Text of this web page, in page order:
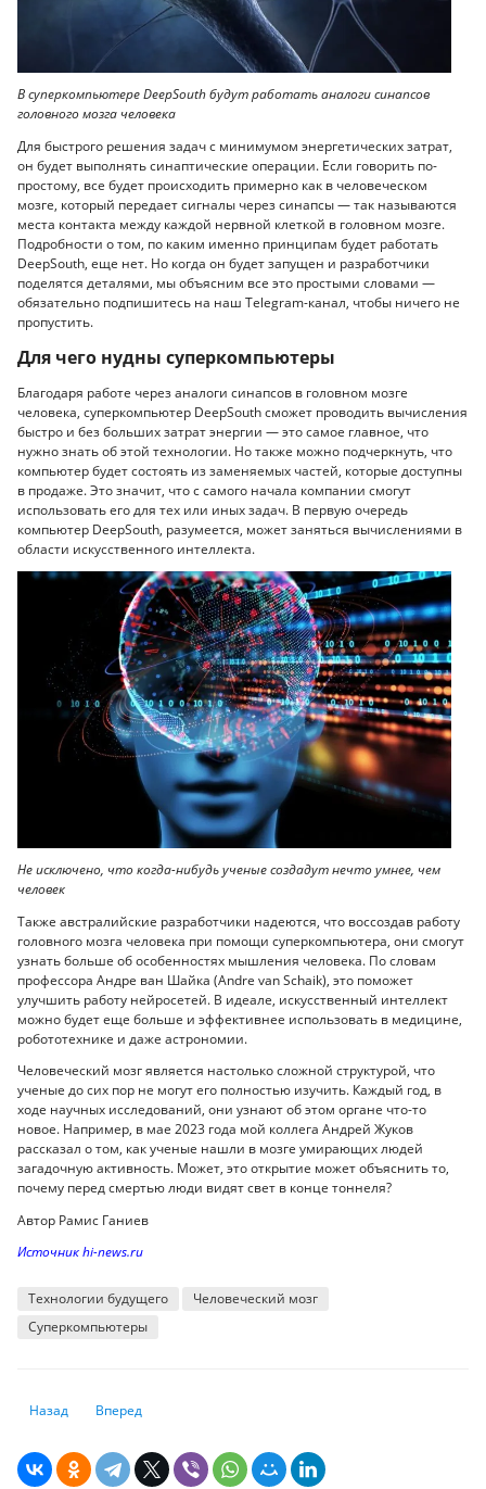
В суперкомпьютере DeepSouth будут работать аналоги синапсов
головного мозга человека
Для быстрого решения задач с минимумом энергетических затрат,
он будет выполнять синаптические операции. Если говорить по-
простому, все будет происходить примерно как в человеческом
мозге, который передает сигналы через синапсы — так называются
места контакта между каждой нервной клеткой в головном мозге.
Подробности о том, по каким именно принципам будет работать
DeepSouth, еще нет. Но когда он будет запущен и разработчики
поделятся деталями, мы объясним все это простыми словами —
обязательно подпишитесь на наш Telegram-канал, чтобы ничего не
пропустить.
Для чего нудны суперкомпьютеры
Благодаря работе через аналоги синапсов в головном мозге
человека, суперкомпьютер DeepSouth сможет проводить вычисления
быстро и без больших затрат энергии — это самое главное, что
нужно знать об этой технологии. Но также можно подчеркнуть, что
компьютер будет состоять из заменяемых частей, которые доступны
в продаже. Это значит, что с самого начала компании смогут
использовать его для тех или иных задач. В первую очередь
компьютер DeepSouth, разумеется, может заняться вычислениями в
области искусственного интеллекта.
Не исключено, что когда-нибудь ученые создадут нечто умнее, чем
человек
Также австралийские разработчики надеются, что воссоздав работу
головного мозга человека при помощи суперкомпьютера, они смогут
узнать больше об особенностях мышления человека. По словам
профессора Андре ван Шайка (Andre van Schaik), это поможет
улучшить работу нейросетей. В идеале, искусственный интеллект
можно будет еще больше и эффективнее использовать в медицине,
робототехнике и даже астрономии.
Человеческий мозг является настолько сложной структурой, что
ученые до сих пор не могут его полностью изучить. Каждый год, в
ходе научных исследований, они узнают об этом органе что-то
новое. Например, в мае 2023 года мой коллега Андрей Жуков
рассказал о том, как ученые нашли в мозге умирающих людей
загадочную активность. Может, это открытие может объяснить то,
почему перед смертью люди видят свет в конце тоннеля?
Автор Рамис Ганиев
Источник hi-news.ru
Технологии будущего
Человеческий мозг
Суперкомпьютеры
Предыдущий: Как капча отличает человека от робота и почему от нее
Назад Следующий: Главные достижения Казахстана в сфере
Вперед